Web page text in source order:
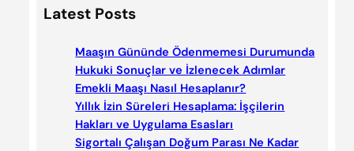
r
Latest Posts
Maaşın Gününde Ödenmemesi Durumunda
Hukuki Sonuçlar ve İzlenecek Adımlar
Emekli Maaşı Nasıl Hesaplanır?
Yıllık İzin Süreleri Hesaplama: İşçilerin
Hakları ve Uygulama Esasları
Sigortalı Çalışan Doğum Parası Ne Kadar